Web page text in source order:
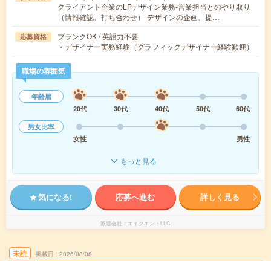
クライアント企業のLPデザイン業務-営業担当とのやり取り
（情報確認、打ち合わせ）-デザインの企画、提…
応募資格
ブランクOK / 英語力不要
・デザイナー実務経験（グラフィックデザイナー経験歓迎）
職場の雰囲気
年齢層
20代
30代 40代 50代
60代
男女比率
女性
男性
もっと見る
気になる! 応募へ進む 詳しく見る
派遣会社 エイクエントLLC
未読 掲載日 2026/08/08